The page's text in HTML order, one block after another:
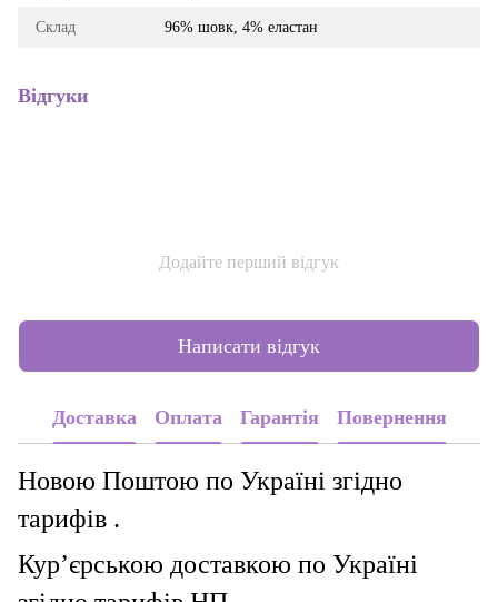
Склад 96% шовк, 4% еластан
Відгуки
Додайте перший відгук
Написати відгук
Доставка Оплата Гарантія Повернення
Новою Поштою по Україні згідно
тарифів .
Кур’єрською доставкою по Україні